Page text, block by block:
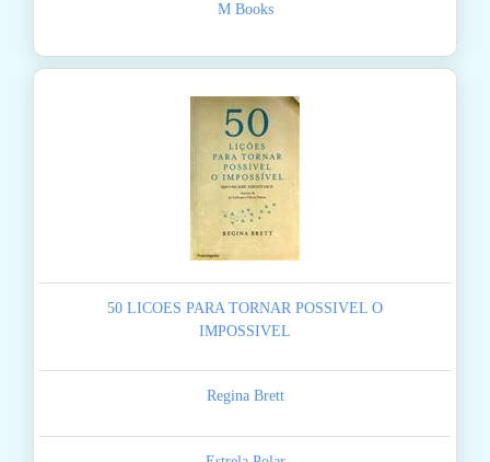
M Books
50 LICOES PARA TORNAR POSSIVEL O
IMPOSSIVEL
Regina Brett